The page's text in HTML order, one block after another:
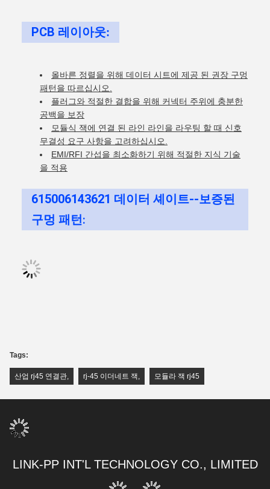
PCB 레이아웃:
올바른 정렬을 위해 데이터 시트에 제공 된 권장 구멍
패턴을 따르십시오.
플러그와 적절한 결합을 위해 커넥터 주위에 충분한
공백을 보장
모듈식 잭에 연결 된 라인 라인을 라우팅 할 때 신호
무결성 요구 사항을 고려하십시오.
EMI/RFI 간섭을 최소화하기 위해 적절한 지식 기술
을 적용
615006143621 데이터 셰이트--보증된
구멍 패턴:
Tags:
산업 rj45 연결관, rj-45 이더네트 잭, 모듈라 잭 rj45
LINK-PP INT'L TECHNOLOGY CO., LIMITED